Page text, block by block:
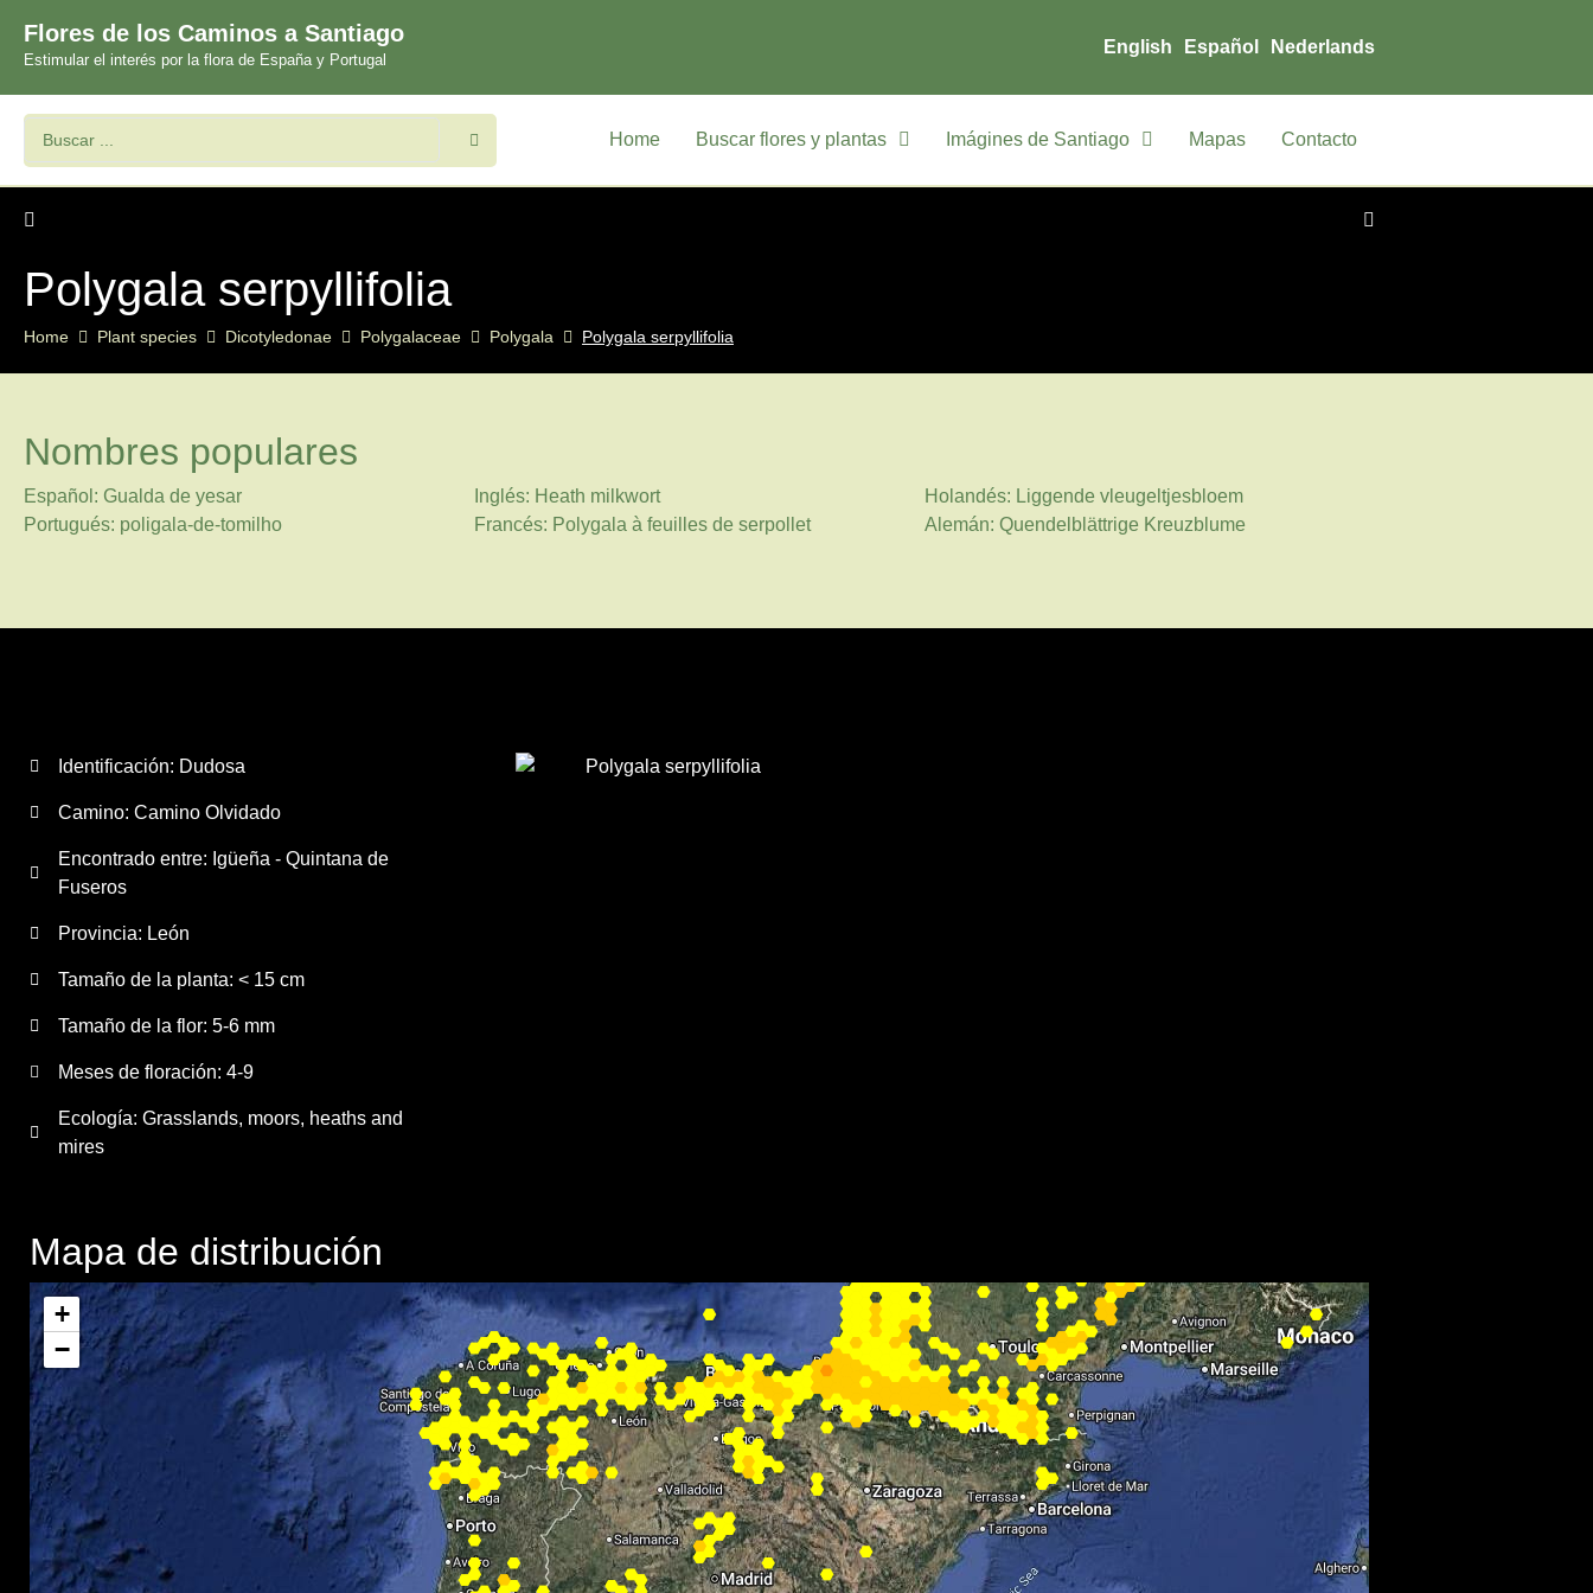
Flores de los Caminos a Santiago
Estimular el interés por la flora de España y Portugal
English Español Nederlands
Home Buscar flores y plantas Imágines de Santiago Mapas Contacto
Polygala serpyllifolia
Home Plant species Dicotyledonae Polygalaceae Polygala Polygala serpyllifolia
Nombres populares
Español: Gualda de yesar Inglés: Heath milkwort
Holandés: Liggende vleugeltjesbloem
Portugués: poligala-de-tomilho
Francés: Polygala à feuilles de serpollet Alemán: Quendelblättrige Kreuzblume
Identificación: Dudosa
Camino: Camino Olvidado
Encontrado entre: Igüeña - Quintana de
Fuseros
Provincia: León
Tamaño de la planta: < 15 cm
Tamaño de la flor: 5-6 mm
Meses de floración: 4-9
Ecología: Grasslands, moors, heaths and
mires
Mapa de distribución
+
−